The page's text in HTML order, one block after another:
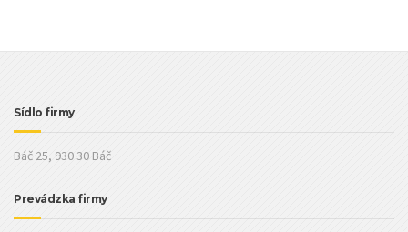
Sídlo firmy
Báč 25, 930 30 Báč
Prevádzka firmy